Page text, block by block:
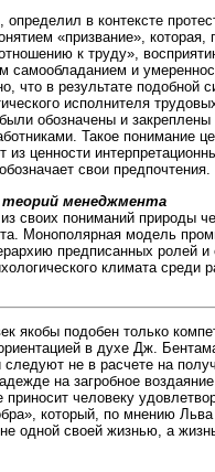
в контексте
«призвание»,
к труду»,
самообладанием и
что в результате подобной
исполнителя
обозначены и закреплены
Такое понимание
ценности
свои предпочтения.
теорий менеджмента
своих пониманий природы
Монополярная модель
предписанных ролей и
климата среди
якобы подобен только
в духе Дж.
не в расчете на
на загробное
человеку
который, по мнению Льва
одной своей жизнью, а